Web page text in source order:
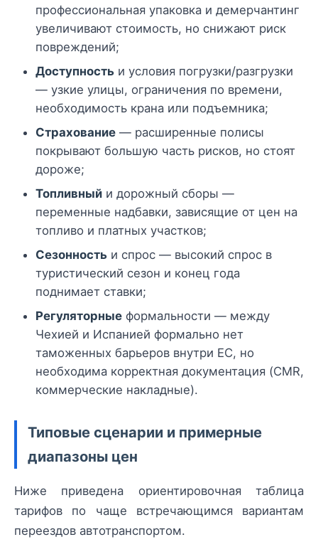
профессиональная упаковка и демерчантинг
увеличивают стоимость, но снижают риск
повреждений;
Доступность и условия погрузки/разгрузки
— узкие улицы, ограничения по времени,
необходимость крана или подъемника;
Страхование — расширенные полисы
покрывают большую часть рисков, но стоят
дороже;
Топливный и дорожный сборы —
переменные надбавки, зависящие от цен на
топливо и платных участков;
Сезонность и спрос — высокий спрос в
туристический сезон и конец года
поднимает ставки;
Регуляторные формальности — между
Чехией и Испанией формально нет
таможенных барьеров внутри ЕС, но
необходима корректная документация (CMR,
коммерческие накладные).
Типовые сценарии и примерные
диапазоны цен
Ниже приведена ориентировочная таблица
тарифов по чаще встречающимся вариантам
переездов автотранспортом.